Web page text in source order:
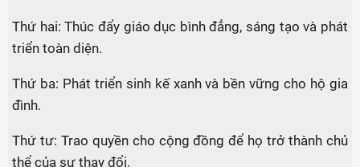
Thứ hai: Thúc đẩy giáo dục bình đẳng, sáng tạo và phát
triển toàn diện.
Thứ ba: Phát triển sinh kế xanh và bền vững cho hộ gia
đình.
Thứ tư: Trao quyền cho cộng đồng để họ trở thành chủ
thể của sự thay đổi.